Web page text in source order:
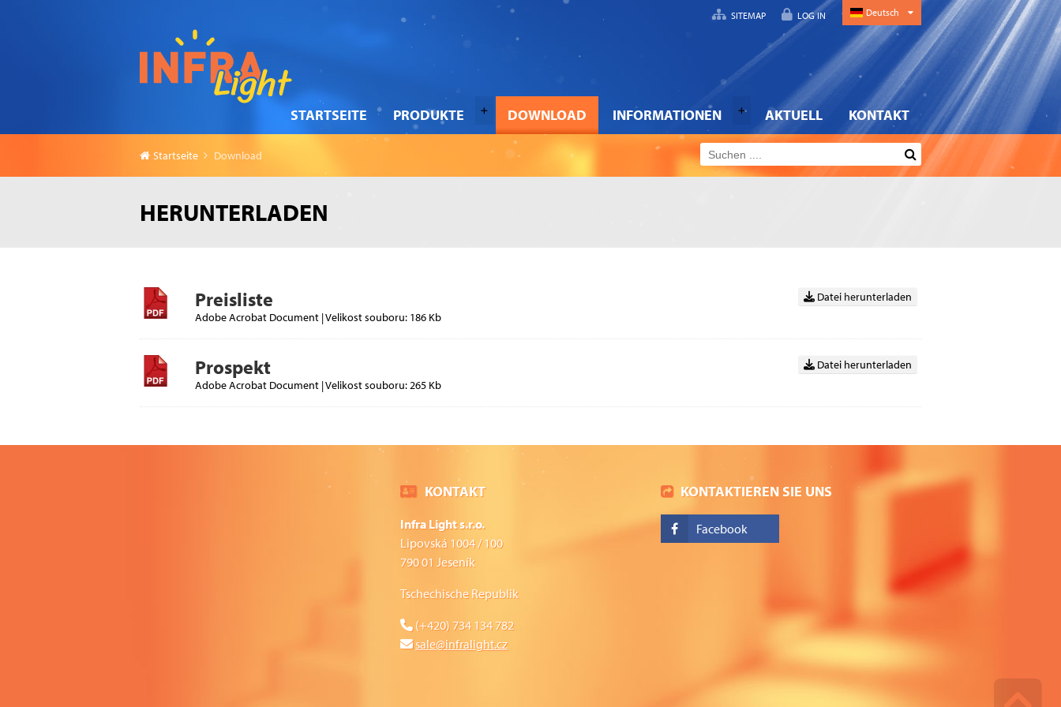
Deutsch
SITEMAP LOG IN
STARTSEITE PRODUKTE DOWNLOAD INFORMATIONEN AKTUELL KONTAKT
Startseite Download
HERUNTERLADEN
Datei herunterladen
Preisliste
Adobe Acrobat Document | Velikost souboru: 186 Kb
Datei herunterladen
Prospekt
Adobe Acrobat Document | Velikost souboru: 265 Kb
KONTAKT
Infra Light s.r.o.
Lipovská 1004 / 100
790 01 Jeseník
Tschechische Republik
(+420) 734 134 782
sale@infralight.cz
KONTAKTIEREN SIE UNS
Facebook